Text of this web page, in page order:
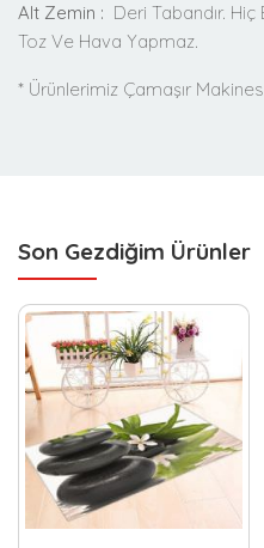
Alt Zemin : Deri Tabandır.
Toz Ve Hava Yapmaz.
* Ürünlerimiz Çamaşır
Son Gezdiğim Ürünler